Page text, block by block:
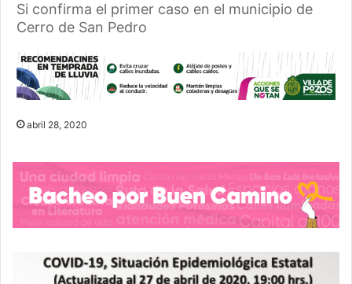
Si confirma el primer caso en el municipio de
Cerro de San Pedro
abril 28, 2020